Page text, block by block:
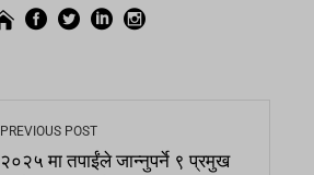
PREVIOUS POST
२०२५ मा तपाईंले जान्नुपर्ने ९ प्रमुख